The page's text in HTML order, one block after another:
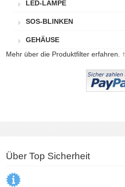
LED-LAMPE
SOS-BLINKEN
GEHÄUSE
Mehr über die Produktfilter erfahren. ↑
Über Top Sicherheit